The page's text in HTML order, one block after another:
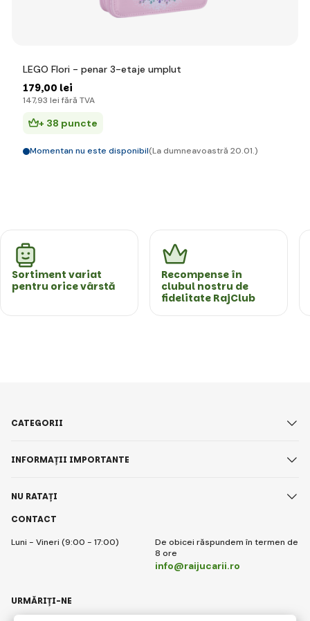
LEGO Flori - penar 3-etaje umplut
179,00 lei
147,93 lei fără TVA
+ 38 puncte
Momentan nu este disponibil(La dumneavoastră 20.01.)
Sortiment variat
pentru orice vârstă
Recompense în
clubul nostru de
fidelitate RajClub
CONTACT
Luni - Vineri (9:00 - 17:00)
De obicei răspundem în termen de
8 ore
info@raijucarii.ro
CATEGORII
INFORMAȚII IMPORTANTE
NU RATAȚI
URMĂRIȚI-NE